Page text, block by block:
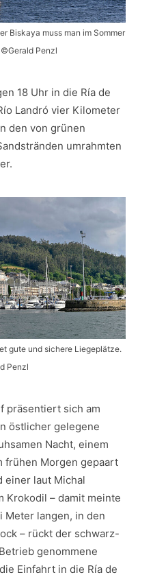
Biskaya muss man im Sommer
Penzl
18 Uhr in die Ría de
Landró vier Kilometer
den von grünen
umrahmten
gute und sichere Liegeplätze.
Penzl
präsentiert sich am
östlicher gelegene
Nacht, einem
frühen Morgen gepaart
einer laut Michal
Krokodil – damit meinte
Meter langen, in den
– rückt der schwarz-
genommene
Einfahrt in die Ría de